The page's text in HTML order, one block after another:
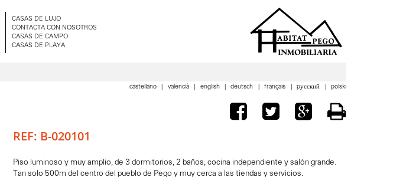
CASAS DE LUJO
CONTACTA CON NOSOTROS
CASAS DE CAMPO
CASAS DE PLAYA
castellano valencià english deutsch français pусский polski
REF: B-020101
Piso luminoso y muy amplio, de 3 dormitorios, 2 baños, cocina independiente y salón grande.
Tan solo 500m del centro del pueblo de Pego y muy cerca a las tiendas y servicios.